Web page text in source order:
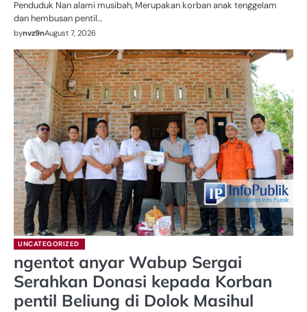
Penduduk Nan alami musibah, Merupakan korban anak tenggelam
dan hembusan pentil…
bynvz9nAugust 7, 2026
UNCATEGORIZED
ngentot anyar Wabup Sergai
Serahkan Donasi kepada Korban
pentil Beliung di Dolok Masihul